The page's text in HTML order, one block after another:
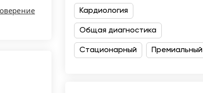
Кардиология
Общая диагностика
Стационарный Премиальный